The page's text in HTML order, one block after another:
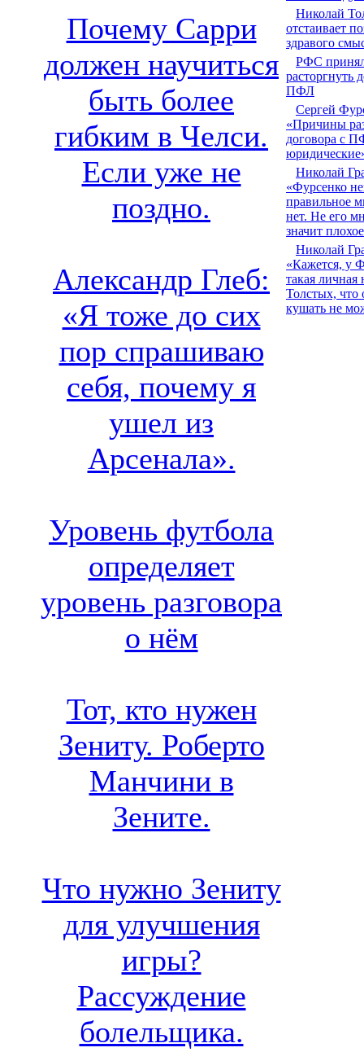
Почему Сарри
должен научиться
быть более
гибким в Челси.
Если уже не
поздно.
Александр Глеб:
«Я тоже до сих
пор спрашиваю
себя, почему я
ушел из
Арсенала».
Уровень футбола
определяет
уровень разговора
о нём
Тот, кто нужен
Зениту. Роберто
Манчини в
Зените.
Что нужно Зениту
для улучшения
игры?
Рассуждение
болельщика.
Николай
отстаивает
здравого
РФС
расторгнуть
ПФЛ
Сергей
«Причины
договора с
Николай
«Фурсенко
правильное
нет. Не его
значит
Николай
«Кажется, у
такая личная
Толстых, что
кушать не